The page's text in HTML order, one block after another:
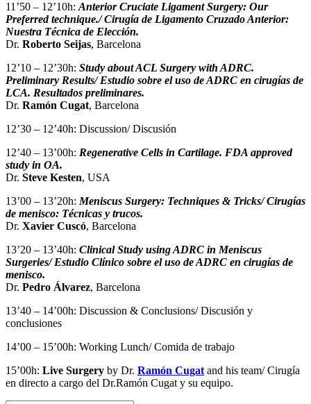
11’50 – 12’10h: Anterior Cruciate Ligament Surgery: Our
Preferred technique./ Cirugía de Ligamento Cruzado Anterior:
Nuestra Técnica de Elección.
Dr. Roberto Seijas, Barcelona
12’10 – 12’30h: Study about ACL Surgery with ADRC.
Preliminary Results/ Estudio sobre el uso de ADRC en cirugías de
LCA. Resultados preliminares.
Dr. Ramón Cugat, Barcelona
12’30 – 12’40h: Discussion/ Discusión
12’40 – 13’00h: Regenerative Cells in Cartilage. FDA approved
study in OA.
Dr. Steve Kesten, USA
13’00 – 13’20h: Meniscus Surgery: Techniques & Tricks/ Cirugías
de menisco: Técnicas y trucos.
Dr. Xavier Cuscó, Barcelona
13’20 – 13’40h: Clinical Study using ADRC in Meniscus
Surgeries/ Estudio Clínico sobre el uso de ADRC en cirugías de
menisco.
Dr. Pedro Álvarez, Barcelona
13’40 – 14’00h: Discussion & Conclusions/ Discusión y
conclusiones
14’00 – 15’00h: Working Lunch/ Comida de trabajo
15’00h: Live Surgery by Dr. Ramón Cugat and his team/ Cirugía
en directo a cargo del Dr.Ramón Cugat y su equipo.